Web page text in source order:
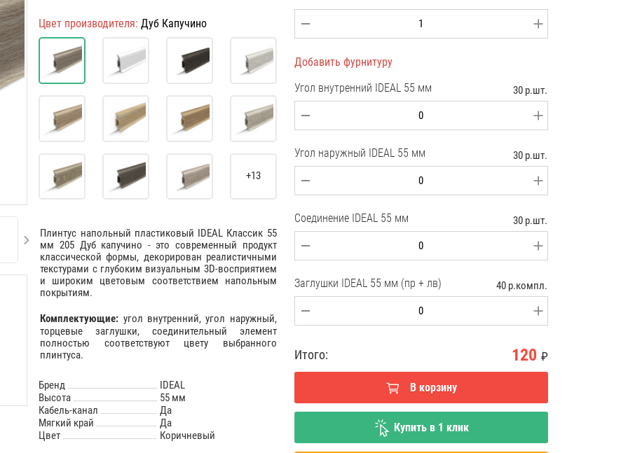
Цвет производителя:Дуб Капучино
+13
Плинтус напольный пластиковый IDEAL Классик 55
мм 205 Дуб капучино - это современный продукт
классической формы, декорирован реалистичными
текстурами с глубоким визуальным 3D-восприятием
и широким цветовым соответствием напольным
покрытиям.
Комплектующие: угол внутренний, угол наружный,
торцевые заглушки, cоединительный элемент
полностью соответствуют цвету выбранного
плинтуса.
Бренд
IDEAL
Высота
55 мм
Кабель-канал
Да
Мягкий край
Да
Цвет
Коричневый
Добавить фурнитуру
Угол внутренний IDEAL 55 мм
30 р.шт.
Угол наружный IDEAL 55 мм 30 р.шт.
Соединение IDEAL 55 мм 30 р.шт.
Заглушки IDEAL 55 мм (пр + лв) 40 р.компл.
Итого: 120 ₽
Купить в 1 клик
В корзину